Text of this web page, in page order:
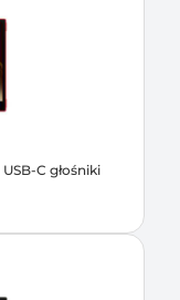
C głośniki